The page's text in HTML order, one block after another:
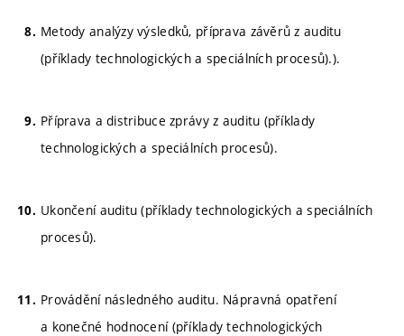
Metody analýzy výsledků, příprava závěrů z auditu
(příklady technologických a speciálních procesů).).
Příprava a distribuce zprávy z auditu (příklady
technologických a speciálních procesů).
Ukončení auditu (příklady technologických a speciálních
procesů).
Provádění následného auditu. Nápravná opatření
a konečné hodnocení (příklady technologických